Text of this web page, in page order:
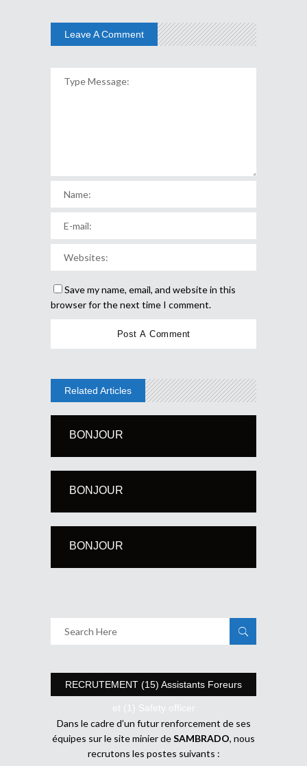
Leave A Comment
Save my name, email, and website in this
browser for the next time I comment.
Related Articles
BONJOUR
BONJOUR
BONJOUR
RECRUTEMENT (15) Assistants Foreurs
et (1) Safety officer
Dans le cadre d’un futur renforcement de ses
équipes sur le site minier deSAMBRADO, nous
recrutons les postes suivants :